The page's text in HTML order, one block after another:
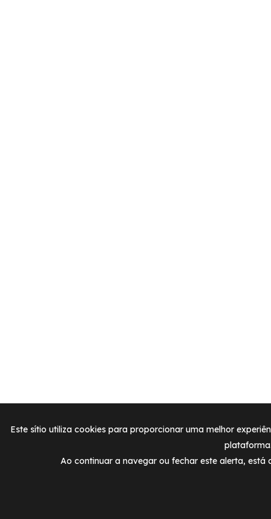
Este sítio utiliza cookies para proporcionar uma melhor
Ao continuar a navegar ou fechar este alerta,